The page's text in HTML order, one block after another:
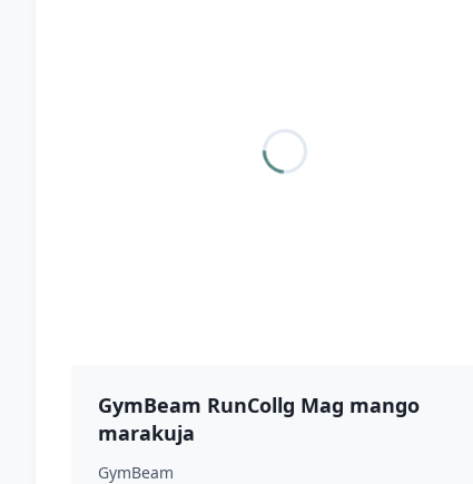
GymBeam RunCollg Mag mango
marakuja
GymBeam